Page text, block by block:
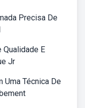
Precisa De
E
Jr
Uma Técnica De